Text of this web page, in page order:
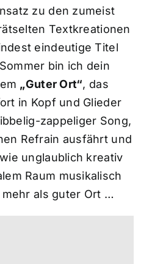
zu den zumeist
Textkreationen
eindeutige Titel
bin ich dein
„Guter Ort“, das
in Kopf und Glieder
zappeliger Song,
Refrain ausfährt und
unglaublich kreativ
Raum musikalisch
als guter Ort …